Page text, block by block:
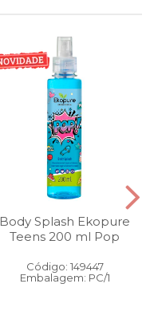
Body Splash Ekopure
Teens 200 ml Pop
Código: 149447
Embalagem: PC/1